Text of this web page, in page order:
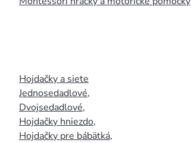
Hojdačky a siete
Jednosedadlové,
Dvojsedadlové,
Hojdačky hniezdo,
Hojdačky pre bábätká,